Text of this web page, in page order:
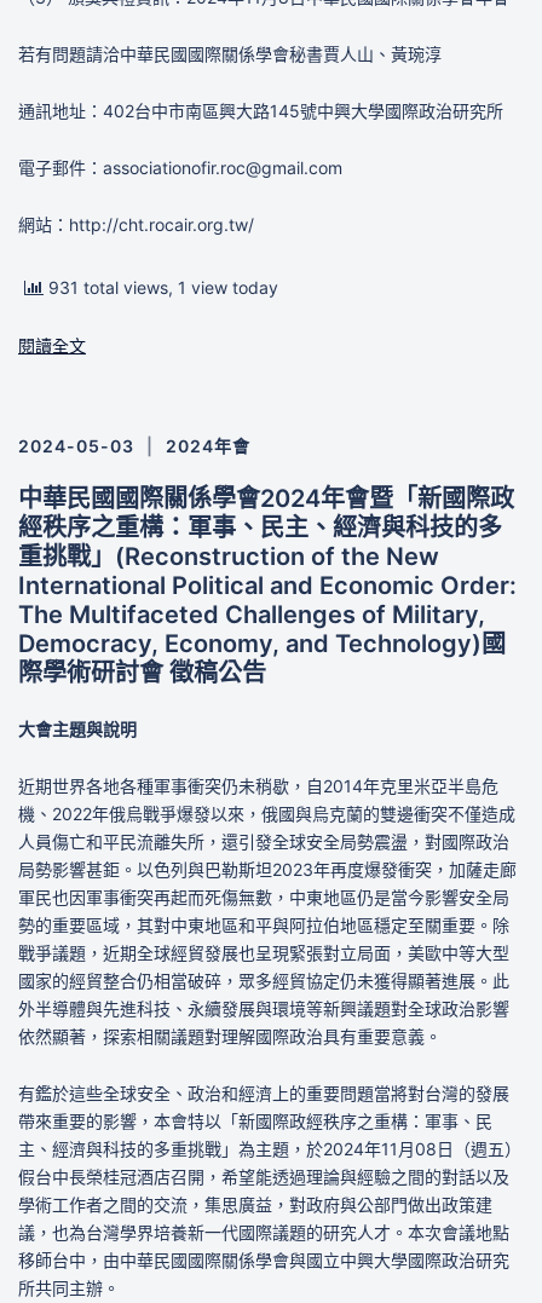
若有問題請洽中華民國國際關係學會秘書賈人山、黃琬淳
通訊地址：402台中市南區興大路145號中興大學國際政治研究所
電子郵件：associationofir.roc@gmail.com
網站：http://cht.rocair.org.tw/
931 total views, 1 view today
閱讀全文
2024-05-03 2024年會
中華民國國際關係學會2024年會暨「新國際政
經秩序之重構：軍事、民主、經濟與科技的多
重挑戰」(Reconstruction of the New
International Political and Economic Order:
The Multifaceted Challenges of Military,
Democracy, Economy, and Technology)國
際學術研討會 徵稿公告
大會主題與說明
近期世界各地各種軍事衝突仍未稍歇，自2014年克里米亞半島危
機、2022年俄烏戰爭爆發以來，俄國與烏克蘭的雙邊衝突不僅造成
人員傷亡和平民流離失所，還引發全球安全局勢震盪，對國際政治
局勢影響甚鉅。以色列與巴勒斯坦2023年再度爆發衝突，加薩走廊
軍民也因軍事衝突再起而死傷無數，中東地區仍是當今影響安全局
勢的重要區域，其對中東地區和平與阿拉伯地區穩定至關重要。除
戰爭議題，近期全球經貿發展也呈現緊張對立局面，美歐中等大型
國家的經貿整合仍相當破碎，眾多經貿協定仍未獲得顯著進展。此
外半導體與先進科技、永續發展與環境等新興議題對全球政治影響
依然顯著，探索相關議題對理解國際政治具有重要意義。
有鑑於這些全球安全、政治和經濟上的重要問題當將對台灣的發展
帶來重要的影響，本會特以「新國際政經秩序之重構：軍事、民
主、經濟與科技的多重挑戰」為主題，於2024年11月08日（週五）
假台中長榮桂冠酒店召開，希望能透過理論與經驗之間的對話以及
學術工作者之間的交流，集思廣益，對政府與公部門做出政策建
議，也為台灣學界培養新一代國際議題的研究人才。本次會議地點
移師台中，由中華民國國際關係學會與國立中興大學國際政治研究
所共同主辦。